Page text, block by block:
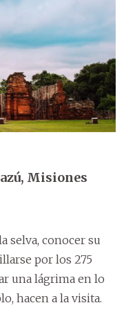
Misiones
selva, conocer su
por los 275
una lágrima en lo
hacen a la visita.